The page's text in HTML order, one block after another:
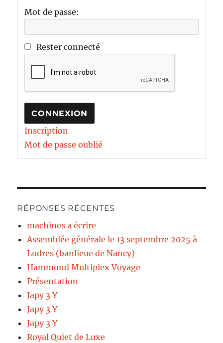
Mot de passe:
Rester connecté
CONNEXION
Inscription
Mot de passe oublié
RÉPONSES RÉCENTES
machines a écrire
Assemblée générale le 13 septembre 2025 à
Ludres (banlieue de Nancy)
Hammond Multiplex Voyage
Présentation
Japy 3 Y
Japy 3 Y
Japy 3 Y
Royal Quiet de Luxe